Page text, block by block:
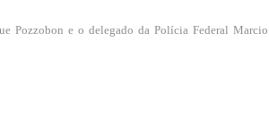
Pozzobon e o delegado da Polícia Federal Marcio